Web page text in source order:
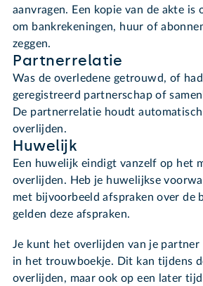
aanvragen. Een kopie van de akte is
om bankrekeningen, huur of
zeggen.
Partnerrelatie
Was de overledene getrouwd, of
geregistreerd partnerschap of
De partnerrelatie houdt
overlijden.
Huwelijk
Een huwelijk eindigt vanzelf op het
overlijden. Heb je huwelijkse
met bijvoorbeeld afspraken over de
gelden deze afspraken.
Je kunt het overlijden van je
in het trouwboekje. Dit kan tijdens
overlijden, maar ook op een later